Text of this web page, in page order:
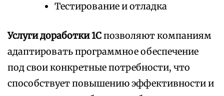
Тестирование и отладка
Услуги доработки 1Спозволяют компаниям
адаптировать программное обеспечение
под свои конкретные потребности, что
способствует повышению эффективности и